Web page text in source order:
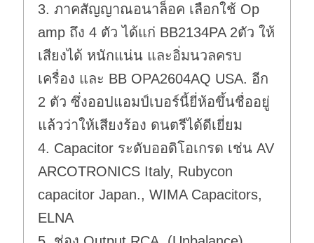
3. ภาคสัญญาณอนาล็อค เลือกใช้ Op
amp ถึง 4 ตัว ได้แก่ BB2134PA 2ตัว ให้
เสียงได้ หนักแน่น และอิ่มนวลครบ
เครื่อง และ BB OPA2604AQ USA. อีก
2 ตัว ซึ่งออปแอมป์เบอร์นี้ยี่ห้อขึ้นชื่ออยู่
แล้วว่าให้เสียงร้อง ดนตรีได้ดีเยี่ยม
4. Capacitor ระดับออดิโอเกรด เช่น AV
ARCOTRONICS Italy, Rubycon
capacitor Japan., WIMA Capacitors,
ELNA